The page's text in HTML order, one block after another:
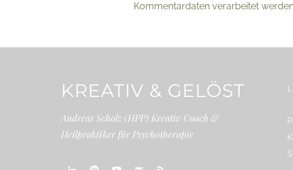
Kommentardaten verarbeitet
KREATIV & GELÖST
Andreas Scholz (HPP) Kreativ Coach &
Heilpraktiker für Psychotherapie